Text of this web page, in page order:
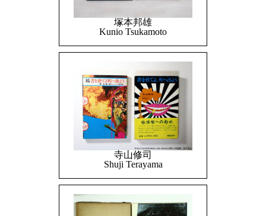
塚本邦雄
Kunio Tsukamoto
寺山修司
Shuji Terayama